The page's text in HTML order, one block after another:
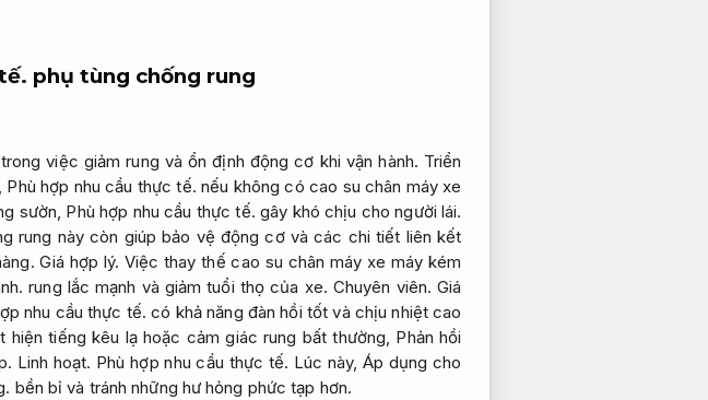
phụ tùng chống rung
việc giảm rung và ổn định động cơ khi vận hành. Triển
Phù hợp nhu cầu thực tế. nếu không có cao su chân máy xe
sườn, Phù hợp nhu cầu thực tế. gây khó chịu cho người lái.
rung này còn giúp bảo vệ động cơ và các chi tiết liên kết
Giá hợp lý. Việc thay thế cao su chân máy xe máy kém
rung lắc mạnh và giảm tuổi thọ của xe. Chuyên viên. Giá
nhu cầu thực tế. có khả năng đàn hồi tốt và chịu nhiệt cao
hiện tiếng kêu lạ hoặc cảm giác rung bất thường, Phản hồi
Linh hoạt. Phù hợp nhu cầu thực tế. Lúc này,Áp dụng cho
bền bỉ và tránh những hư hỏng phức tạp hơn.